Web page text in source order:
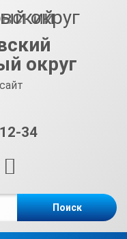
округ
34
ВКонтакте